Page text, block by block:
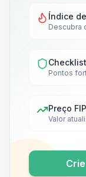
Índice
Descubra
Pontos
Preço
Valor